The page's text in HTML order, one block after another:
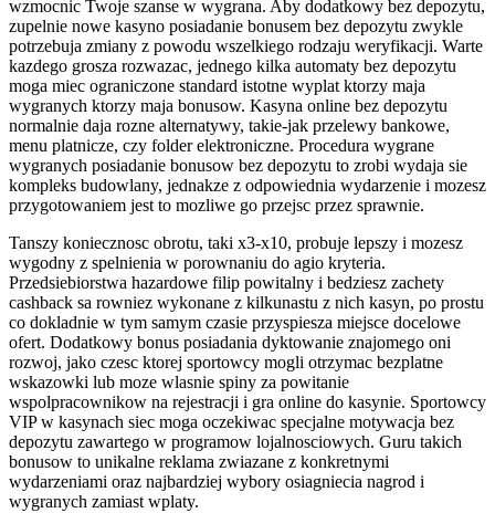
wzmocnic Twoje szanse w wygrana. Aby dodatkowy bez depozytu,
zupelnie nowe kasyno posiadanie bonusem bez depozytu zwykle
potrzebuja zmiany z powodu wszelkiego rodzaju weryfikacji. Warte
kazdego grosza rozwazac, jednego kilka automaty bez depozytu
moga miec ograniczone standard istotne wyplat ktorzy maja
wygranych ktorzy maja bonusow. Kasyna online bez depozytu
normalnie daja rozne alternatywy, takie-jak przelewy bankowe,
menu platnicze, czy folder elektroniczne. Procedura wygrane
wygranych posiadanie bonusow bez depozytu to zrobi wydaja sie
kompleks budowlany, jednakze z odpowiednia wydarzenie i mozesz
przygotowaniem jest to mozliwe go przejsc przez sprawnie.
Tanszy koniecznosc obrotu, taki x3-x10, probuje lepszy i mozesz
wygodny z spelnienia w porownaniu do agio kryteria.
Przedsiebiorstwa hazardowe filip powitalny i bedziesz zachety
cashback sa rowniez wykonane z kilkunastu z nich kasyn, po prostu
co dokladnie w tym samym czasie przyspiesza miejsce docelowe
ofert. Dodatkowy bonus posiadania dyktowanie znajomego oni
rozwoj, jako czesc ktorej sportowcy mogli otrzymac bezplatne
wskazowki lub moze wlasnie spiny za powitanie
wspolpracownikow na rejestracji i gra online do kasynie. Sportowcy
VIP w kasynach siec moga oczekiwac specjalne motywacja bez
depozytu zawartego w programow lojalnosciowych. Guru takich
bonusow to unikalne reklama zwiazane z konkretnymi
wydarzeniami oraz najbardziej wybory osiagniecia nagrod i
wygranych zamiast wplaty.